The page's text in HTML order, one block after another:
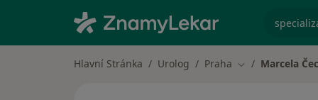
Hlavní Stránka Urolog Praha Změna města
Marcela